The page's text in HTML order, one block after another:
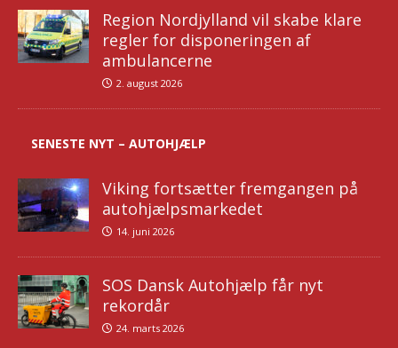
Region Nordjylland vil skabe klare
regler for disponeringen af
ambulancerne
2. august 2026
SENESTE NYT – AUTOHJÆLP
Viking fortsætter fremgangen på
autohjælpsmarkedet
14. juni 2026
SOS Dansk Autohjælp får nyt
rekordår
24. marts 2026